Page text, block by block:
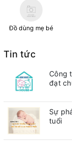
Đồ dùng mẹ bé
Tin tức
Công
đạt
Sự
tuổi